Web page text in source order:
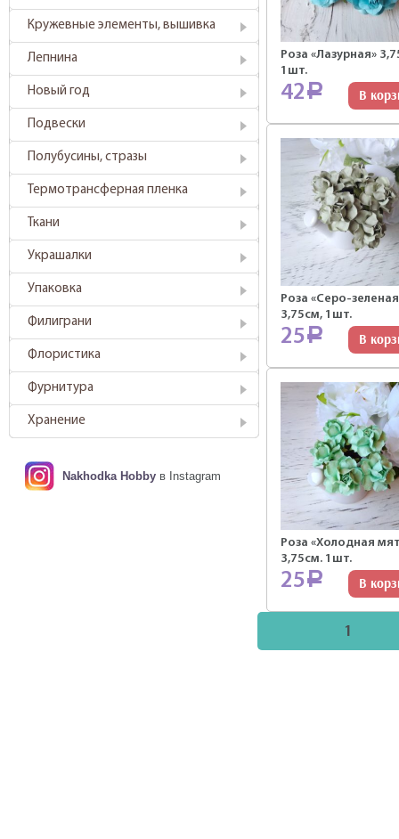
Кружевные элементы, вышивка
Лепнина
Новый год
Подвески
Полубусины, стразы
Термотрансферная пленка
Ткани
Украшалки
Упаковка
Филиграни
Флористика
Фурнитура
Хранение
Nakhodka Hobby в Instagram
Роза «Лазурная»
1шт.
42 Р В
Роза «Серо-
3,75см, 1шт.
25Р В
Роза «Холодная
3,75см. 1шт.
25Р В
1